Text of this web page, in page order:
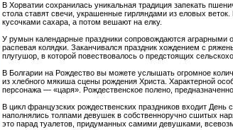
В Хорватии сохранилась уникальная традиция запекать
стола ставят свечи, украшенные гирляндами из еловых
кусочками сахара, а потом вешают на елку.
У румын календарные праздники сопровождаются аграрными
распевая колядки. Заканчивался праздник хождением с
плугушор, в которой повествовалось о предстоящих
В Болгарии на Рождество вы можете услышать огромное
из хлебного мякиша сцены рождения Христа. Характерной
персонажа — «царя». Рождественское полено,
В цикл французских рождественских праздников входит
наполнялись толпами девушек в собственноручно сшитых
это парад туалетов, придуманных самими девушками,